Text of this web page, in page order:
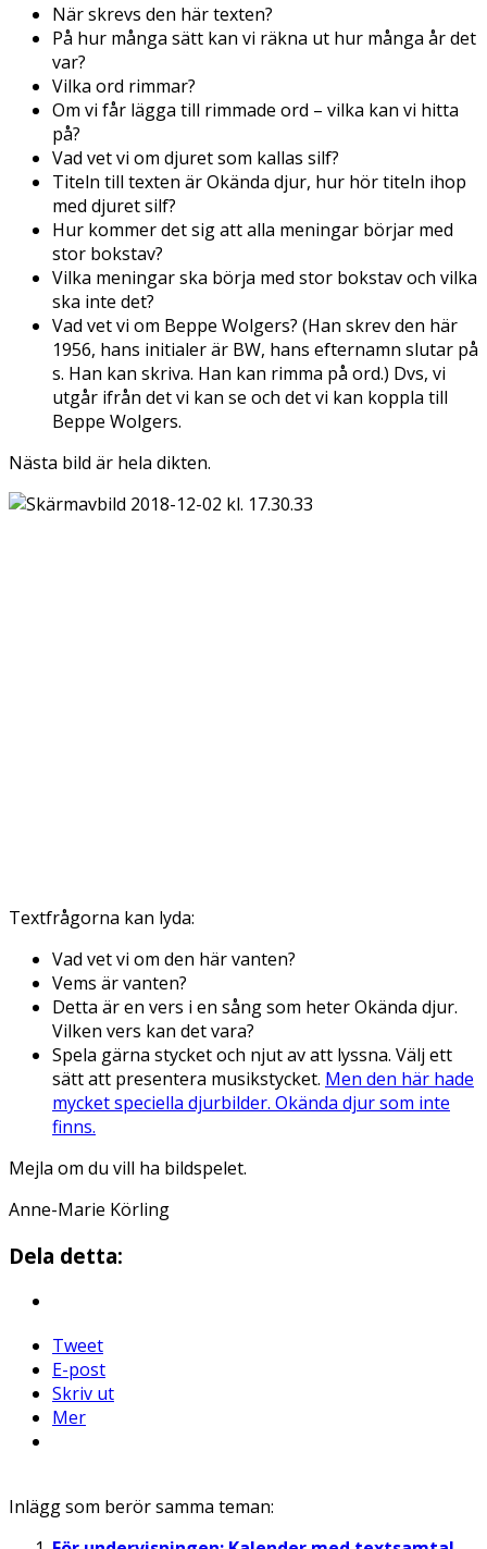
När skrevs den här texten?
På hur många sätt kan vi räkna ut hur många år det
var?
Vilka ord rimmar?
Om vi får lägga till rimmade ord – vilka kan vi hitta
på?
Vad vet vi om djuret som kallas silf?
Titeln till texten är Okända djur, hur hör titeln ihop
med djuret silf?
Hur kommer det sig att alla meningar börjar med
stor bokstav?
Vilka meningar ska börja med stor bokstav och vilka
ska inte det?
Vad vet vi om Beppe Wolgers? (Han skrev den här
1956, hans initialer är BW, hans efternamn slutar på
s. Han kan skriva. Han kan rimma på ord.) Dvs, vi
utgår ifrån det vi kan se och det vi kan koppla till
Beppe Wolgers.
Nästa bild är hela dikten.
Textfrågorna kan lyda:
Vad vet vi om den här vanten?
Vems är vanten?
Detta är en vers i en sång som heter Okända djur.
Vilken vers kan det vara?
Spela gärna stycket och njut av att lyssna. Välj ett
sätt att presentera musikstycket. Men den här hade
mycket speciella djurbilder. Okända djur som inte
finns.
Mejla om du vill ha bildspelet.
Anne-Marie Körling
Dela detta:
Tweet
E-post
Skriv ut
Mer
Inlägg som berör samma teman: